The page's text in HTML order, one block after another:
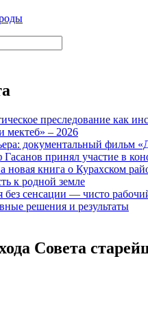
преследование как
мектеб» – 2026
документальный фильм
Гасанов принял участие в
новая книга о Курахском
к родной земле
без сенсации — чисто
решения и результаты
Совета